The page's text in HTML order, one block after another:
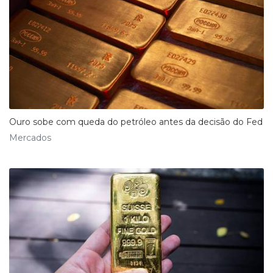
Ouro sobe com queda do petróleo antes da decisão do Fed
Mercados